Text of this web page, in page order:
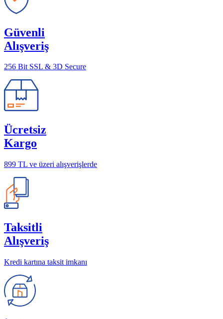
Güvenli
Alışveriş
256 Bit SSL & 3D Secure
Ücretsiz
Kargo
899 TL ve üzeri alışverişlerde
Taksitli
Alışveriş
Kredi kartına taksit imkanı